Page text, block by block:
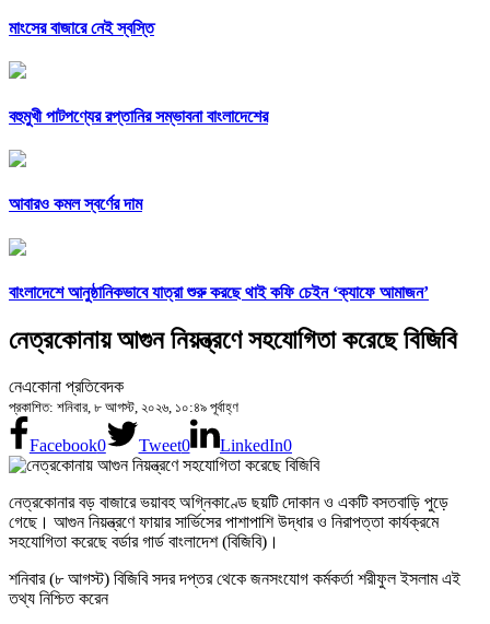
মাংসের বাজারে নেই স্বস্তি
বহুমুখী পাটপণ্যের রপ্তানির সম্ভাবনা বাংলাদেশের
আবারও কমল স্বর্ণের দাম
বাংলাদেশে আনুষ্ঠানিকভাবে যাত্রা শুরু করছে থাই কফি চেইন ‘ক্যাফে আমাজন’
নেত্রকোনায় আগুন নিয়ন্ত্রণে সহযোগিতা করেছে বিজিবি
নেএকোনা প্রতিবেদক
প্রকাশিত: শনিবার, ৮ আগস্ট, ২০২৬, ১০:৪৯ পূর্বাহ্ণ
Facebook0 Tweet0 LinkedIn0
নেত্রকোনার বড় বাজারে ভয়াবহ অগ্নিকাণ্ডে ছয়টি দোকান ও একটি বসতবাড়ি পুড়ে
গেছে। আগুন নিয়ন্ত্রণে ফায়ার সার্ভিসের পাশাপাশি উদ্ধার ও নিরাপত্তা কার্যক্রমে
সহযোগিতা করেছে বর্ডার গার্ড বাংলাদেশ (বিজিবি)।
শনিবার (৮ আগস্ট) বিজিবি সদর দপ্তর থেকে জনসংযোগ কর্মকর্তা শরীফুল ইসলাম এই
তথ্য নিশ্চিত করেন